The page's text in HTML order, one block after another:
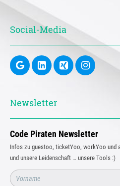
Social-Media
Newsletter
Code Piraten Newsletter
Infos zu guestoo, ticketYoo, workYoo und
und unsere Leidenschaft … unsere Tools :)